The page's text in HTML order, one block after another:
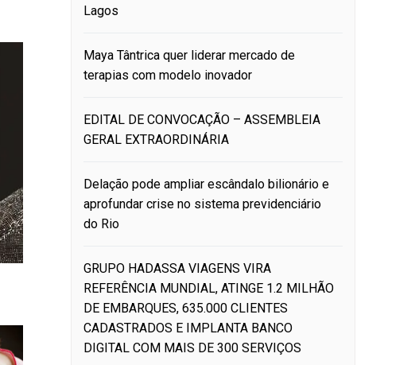
Lagos
Maya Tântrica quer liderar mercado de
terapias com modelo inovador
EDITAL DE CONVOCAÇÃO – ASSEMBLEIA
GERAL EXTRAORDINÁRIA
Delação pode ampliar escândalo bilionário e
aprofundar crise no sistema previdenciário
do Rio
GRUPO HADASSA VIAGENS VIRA
REFERÊNCIA MUNDIAL, ATINGE 1.2 MILHÃO
DE EMBARQUES, 635.000 CLIENTES
CADASTRADOS E IMPLANTA BANCO
DIGITAL COM MAIS DE 300 SERVIÇOS